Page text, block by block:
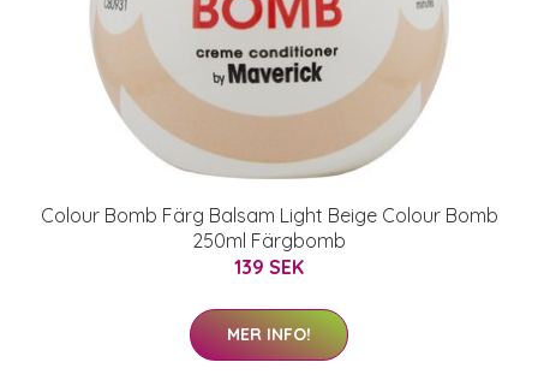
Colour Bomb Färg Balsam Light Beige Colour Bomb
250ml Färgbomb
139 SEK
MER INFO!